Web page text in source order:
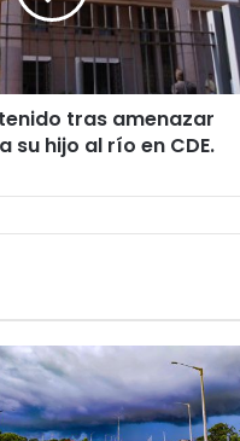
tras amenazar
su hijo al río en CDE.